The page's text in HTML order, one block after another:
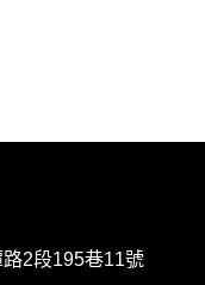
2段195巷11號